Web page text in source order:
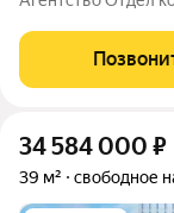
разводка
отдельным входом с
34 584 000 ₽
39 м² свободное